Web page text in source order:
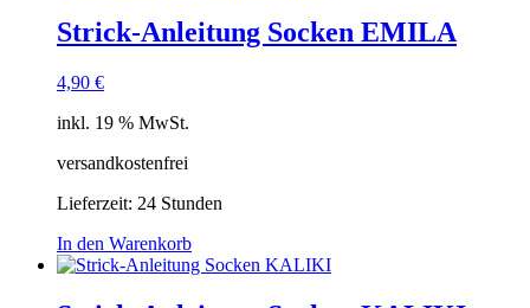
Strick-Anleitung Socken EMILA
4,90 €
inkl. 19 % MwSt.
versandkostenfrei
Lieferzeit: 24 Stunden
In den Warenkorb